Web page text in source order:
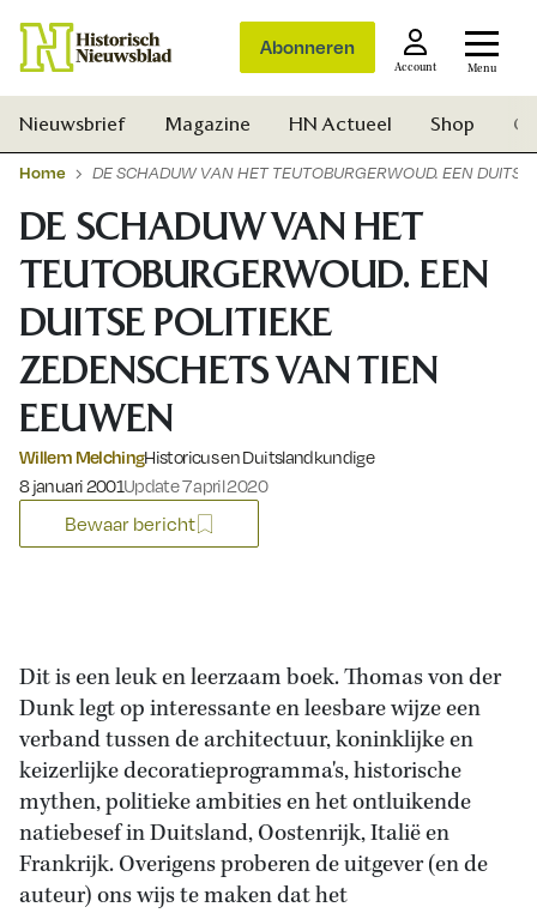
Abonneren
Account Menu
Nieuwsbrief Magazine HN Actueel Shop
Home DE SCHADUW VAN HET TEUTOBURGERWOUD. EEN
DE SCHADUW VAN HET
TEUTOBURGERWOUD. EEN
DUITSE POLITIEKE
ZEDENSCHETS VAN TIEN
EEUWEN
Willem MelchingHistoricus en Duitslandkundige
Gepubliceerd op:
8 januari 2001Update 7 april 2020
Bewaar bericht
Dit is een leuk en leerzaam boek. Thomas von der
Dunk legt op interessante en leesbare wijze een
verband tussen de architectuur, koninklijke en
keizerlijke decoratieprogramma's, historische
mythen, politieke ambities en het ontluikende
natiebesef in Duitsland, Oostenrijk, Italië en
Frankrijk. Overigens proberen de uitgever (en de
auteur) ons wijs te maken dat het